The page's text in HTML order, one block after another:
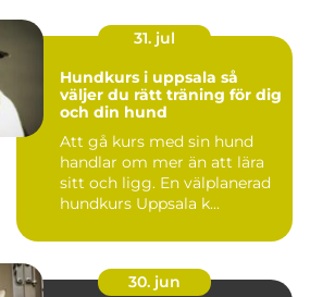
31. jul
Hundkurs i uppsala så
väljer du rätt träning för dig
och din hund
Att gå kurs med sin hund
handlar om mer än att lära
sitt och ligg. En välplanerad
hundkurs Uppsala k...
30. jun